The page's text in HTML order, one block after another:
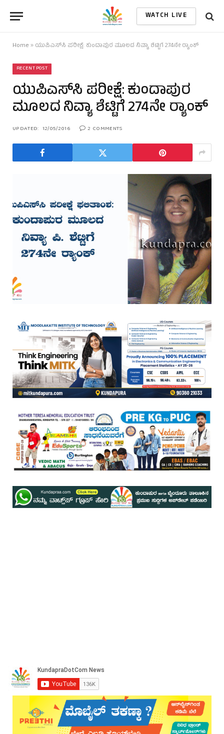
WATCH LIVE
Home » ಯುಪಿಎಸ್‌ಸಿ ಪರೀಕ್ಷೆ: ಕುಂದಾಪುರ ಮೂಲದ ನಿವ್ಯಾ ಶೆಟ್ಟಿಗೆ 274ನೇ ರ‍್ಯಾಂಕ್
RECENT POST
ಯುಪಿಎಸ್‌ಸಿ ಪರೀಕ್ಷೆ: ಕುಂದಾಪುರ
ಮೂಲದ ನಿವ್ಯಾ ಶೆಟ್ಟಿಗೆ 274ನೇ ರ‍್ಯಾಂಕ್
UPDATED: 12/05/2016 2 COMMENTS